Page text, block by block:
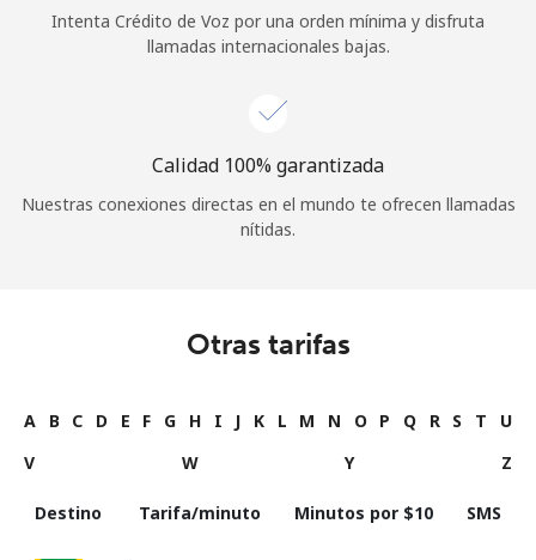
Intenta Crédito de Voz por una orden mínima y disfruta
llamadas internacionales bajas.
Calidad 100% garantizada
Nuestras conexiones directas en el mundo te ofrecen llamadas
nítidas.
Otras tarifas
A B C D E F G H I J K L M N O P Q R S T
U
V
W Y Z
Destino Tarifa/minuto Minutos por ⁦$10⁩ SMS